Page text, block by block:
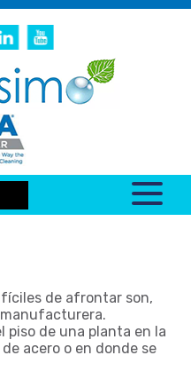
de afrontar son,
piso de una planta en la
acero o en donde se